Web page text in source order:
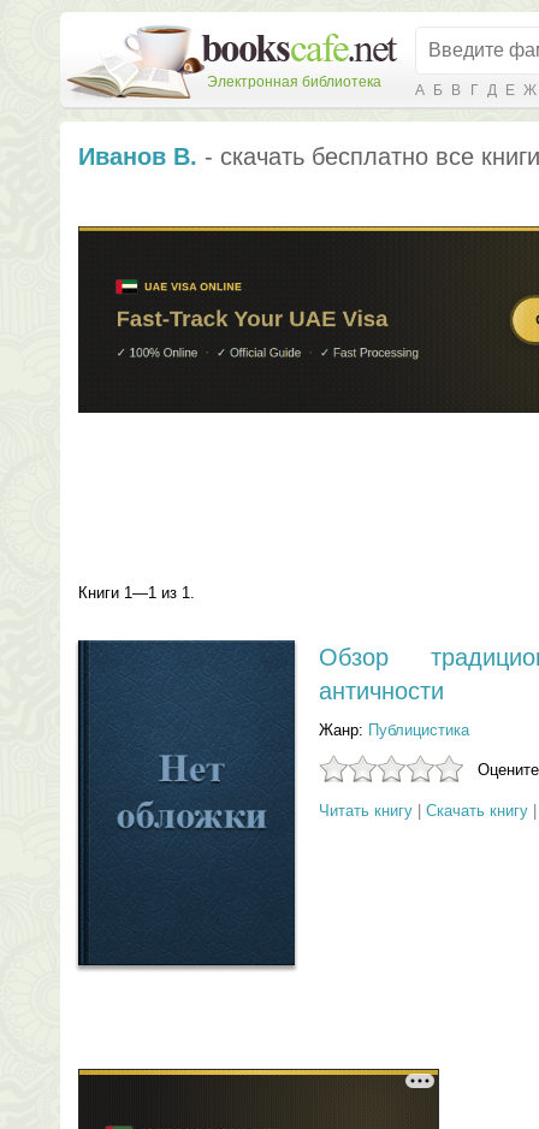
Электронная библиотека А Б В Г Д Е Ж
Иванов В. - скачать бесплатно все
Книги 1—1 из 1.
Обзор
античности
Жанр: Публицистика
Читать книгу Скачать книгу